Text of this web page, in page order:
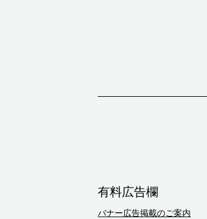
有料広告欄
バナー広告掲載のご案内